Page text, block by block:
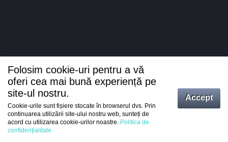
Intrați
Folosim cookie-uri pentru a vă
oferi cea mai bună experiență pe
site-ul nostru.
Cookie-urile sunt fișiere stocate în browserul dvs. Prin
continuarea utilizării site-ului nostru web, sunteți de
acord cu utilizarea cookie-urilor noastre. Politica de
confidențialitate
Accept